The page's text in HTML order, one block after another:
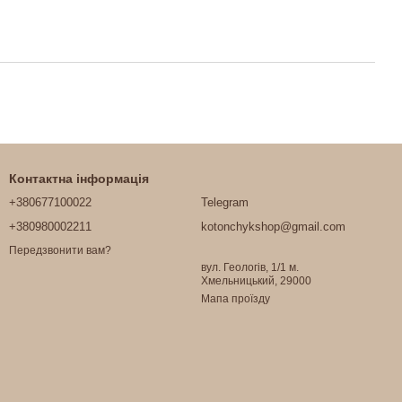
Контактна інформація
+380677100022
+380980002211
Передзвонити вам?
Telegram
kotonchykshop@gmail.com
вул. Геологів, 1/1 м.
Хмельницький, 29000
Мапа проїзду